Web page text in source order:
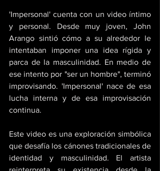
'Impersonal' cuenta con un video íntimo
y personal. Desde muy joven, John
Arango sintió cómo a su alrededor le
intentaban imponer una idea rígida y
parca de la masculinidad. En medio de
ese intento por "ser un hombre", terminó
improvisando. 'Impersonal' nace de esa
lucha interna y de esa improvisación
continua.
Este video es una exploración simbólica
que desafía los cánones tradicionales de
identidad y masculinidad. El artista